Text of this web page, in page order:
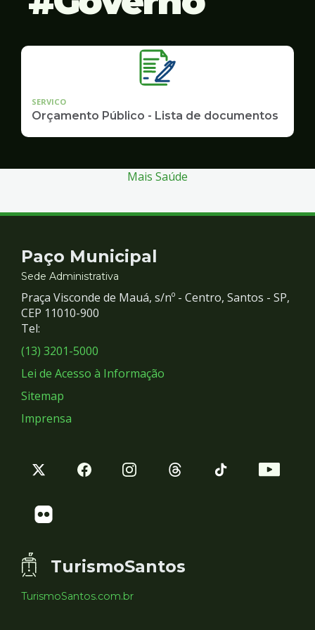
SERVICO
Orçamento Público - Lista de documentos
Mais Saúde
Contato
e
Redes
Sociais
Paço Municipal
Sede Administrativa
Praça Visconde de Mauá, s/nº - Centro, Santos - SP,
CEP 11010-900
Tel:
(13) 3201-5000
Lei de Acesso à Informação
Sitemap
Imprensa
TurismoSantos
TurismoSantos.com.br